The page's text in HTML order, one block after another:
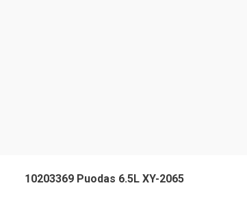
10203369 Puodas 6.5L XY-2065